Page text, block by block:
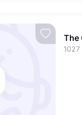
The
1027